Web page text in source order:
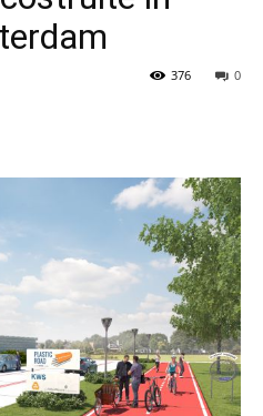
0
376